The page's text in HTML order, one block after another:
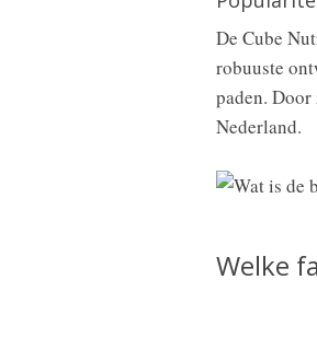
De Cube
robuuste
paden.
Nederland.
Welke